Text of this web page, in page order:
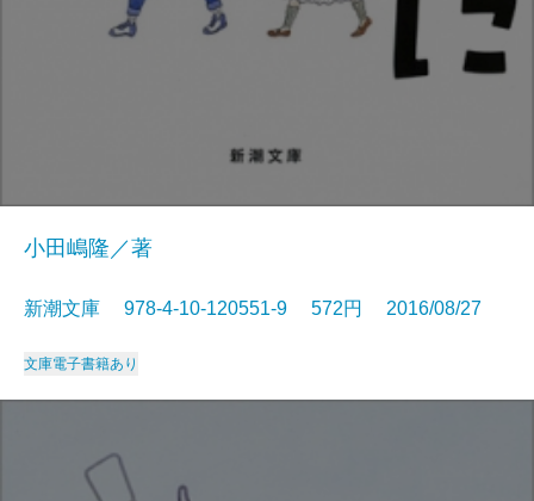
小田嶋隆／著
新潮文庫 978-4-10-120551-9 572円 2016/08/27
文庫電子書籍あり